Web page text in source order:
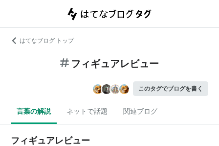
はてなブログ トップ
フィギュアレビュー
このタグでブログを書く
言葉の解説 ネットで話題 関連ブログ
フィギュアレビュー